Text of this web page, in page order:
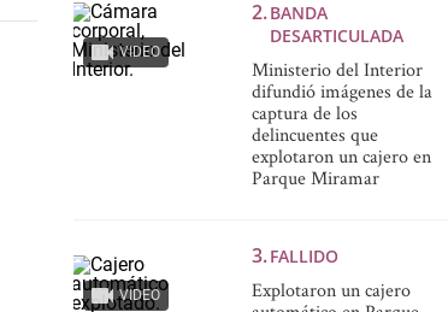
VIDEO
BANDA
DESARTICULADA
Ministerio del Interior
difundió imágenes de la
captura de los
delincuentes que
explotaron un cajero en
Parque Miramar
VIDEO
FALLIDO
Explotaron un cajero